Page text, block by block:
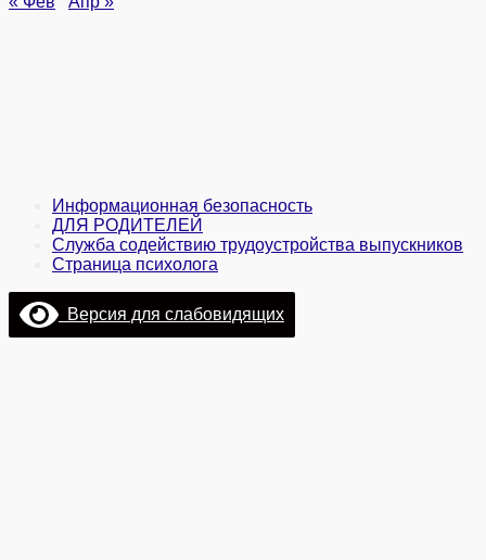
Информационная безопасность
ДЛЯ РОДИТЕЛЕЙ
Служба содействию трудоустройства выпускников
Страница психолога
Версия для слабовидящих